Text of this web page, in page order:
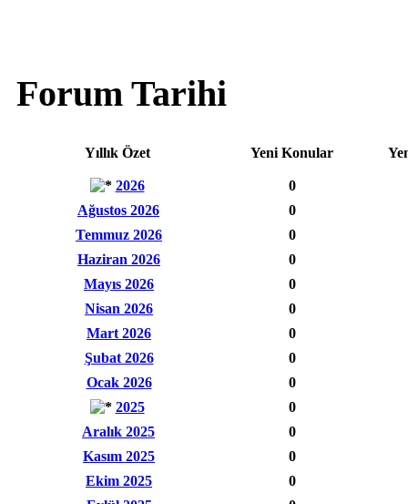
Forum Tarihi
Yıllık Özet Yeni Konular
2026
0
Ağustos 2026
0
Temmuz 2026
0
Haziran 2026
0
Mayıs 2026
0
Nisan 2026
0
Mart 2026
0
Şubat 2026
0
Ocak 2026
0
2025
0
Aralık 2025
0
Kasım 2025
0
Ekim 2025
0